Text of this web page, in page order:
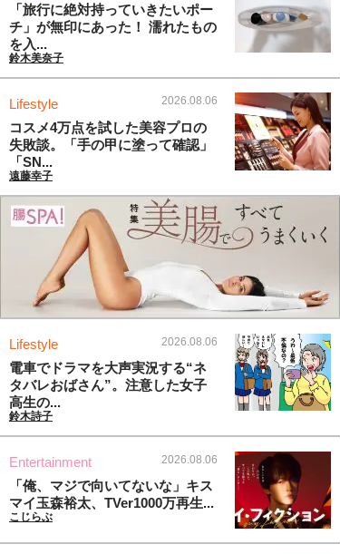
「旅行に絶対持っていきたいポー
チ」が無印にあった！ 濡れたもの
を入...
鈴木美奈子
Lifestyle 2026.08.06
コスメ4万点を試した美容プロの
失敗談。「手の甲に塗って確認」
「SN...
遠藤幸子
Lifestyle 2026.08.06
電車でドラマを大声実況する“ネ
タバレおばさん”。注意した女子
高生の...
鈴木詩子
Entertainment 2026.08.06
「俺、マジで向いてないな」キス
マイ玉森裕太、TVer1000万再生...
こじらぶ